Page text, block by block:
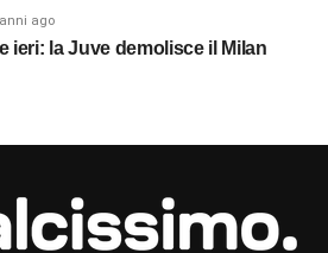
ago
ieri: la Juve demolisce il Milan